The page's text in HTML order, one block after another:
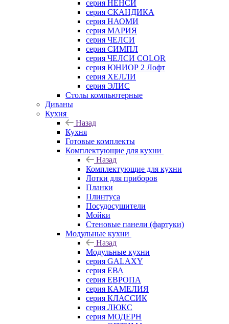
серия НЕНСИ
серия СКАНДИКА
серия НАОМИ
серия МАРИЯ
серия ЧЕЛСИ
серия СИМПЛ
серия ЧЕЛСИ COLOR
серия ЮНИОР 2 Лофт
серия ХЕЛЛИ
серия ЭЛИС
Столы компьютерные
Диваны
Кухня
Назад
Кухня
Готовые комплекты
Комплектующие для кухни
Назад
Комплектующие для кухни
Лотки для приборов
Планки
Плинтуса
Посудосушители
Мойки
Стеновые панели (фартуки)
Mодульные кухни
Назад
Mодульные кухни
серия GALAXY
серия ЕВА
серия ЕВРОПА
серия КАМЕЛИЯ
серия КЛАССИК
серия ЛЮКС
серия МОДЕРН